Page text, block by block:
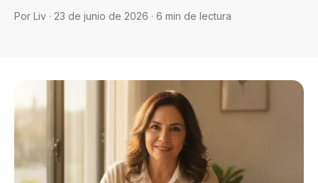
Por Liv · 23 de junio de 2026 · 6 min de lectura